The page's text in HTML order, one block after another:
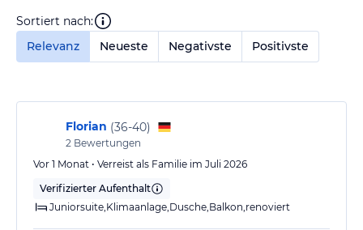
Sortiert nach:
Relevanz
Neueste Negativste Positivste
Florian (36-40)
2 Bewertungen
Vor 1 Monat • Verreist als Familie im Juli 2026
Verifizierter Aufenthalt
Juniorsuite,Klimaanlage,Dusche,Balkon,renoviert